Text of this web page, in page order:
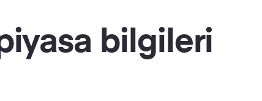
bilgileri